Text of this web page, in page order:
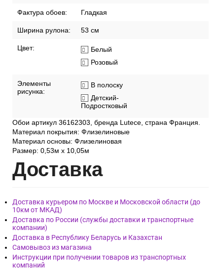
Фактура обоев: Гладкая
Ширина рулона: 53 см
Цвет:
Белый
Розовый
Элементы
рисунка:
В полоску
Детский-
Подростковый
Обои артикул 36162303, бренда Lutece, страна Франция.
Материал покрытия: Флизелиновые
Материал основы: Флизелиновая
Размер: 0,53м x 10,05м
Доставка
Доставка курьером по Москве и Московской области (до
10км от МКАД)
Доставка по России (службы доставки и транспортные
компании)
Доставка в Республику Беларусь и Казахстан
Самовывоз из магазина
Инструкции при получении товаров из транспортных
компаний